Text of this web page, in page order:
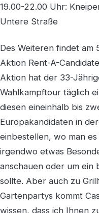
19.00-22.00 Uhr:
Untere Straße
Des Weiteren findet am
Aktion Rent-A-
Aktion hat der 33-
Wahlkampftour täglich
diesen eineinhalb bis
Europakandidaten in
einbestellen, wo man
irgendwo etwas
anschauen oder um ein
sollte. Aber auch zu
Gartenpartys kommt
wissen, dass ich Ihnen